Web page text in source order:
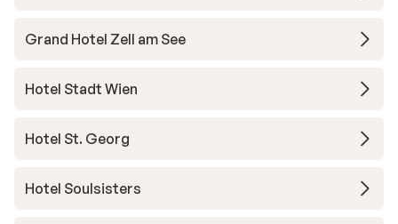
Grand Hotel Zell am See
Hotel Stadt Wien
Hotel St. Georg
Hotel Soulsisters